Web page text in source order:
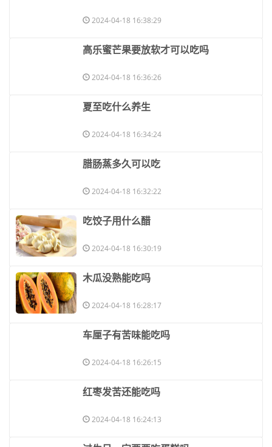
2024-04-18 16:38:29
​高乐蜜芒果要放软才可以吃吗
2024-04-18 16:36:26
​夏至吃什么养生
2024-04-18 16:34:24
​腊肠蒸多久可以吃
2024-04-18 16:32:22
​吃饺子用什么醋
2024-04-18 16:30:19
​木瓜没熟能吃吗
2024-04-18 16:28:17
​车厘子有苦味能吃吗
2024-04-18 16:26:15
​红枣发苦还能吃吗
2024-04-18 16:24:13